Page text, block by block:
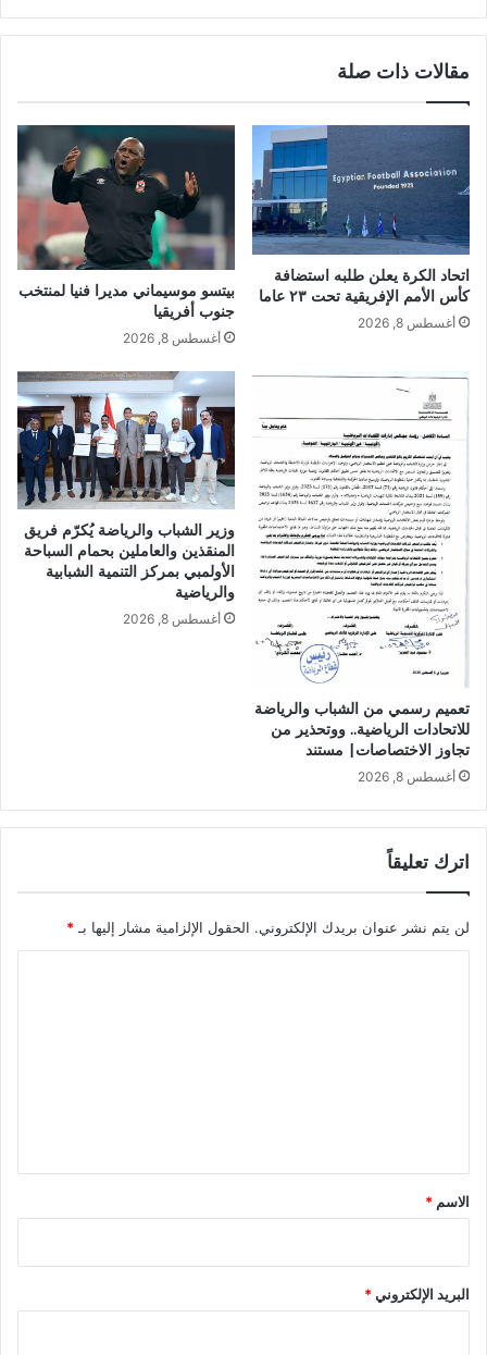
مقالات ذات صلة
اتحاد الكرة يعلن طلبه استضافة
كأس الأمم الإفريقية تحت ٢٣ عاما
أغسطس 8, 2026
بيتسو موسيماني مديرا فنيا لمنتخب
جنوب أفريقيا
أغسطس 8, 2026
تعميم رسمي من الشباب والرياضة
للاتحادات الرياضية.. ووتحذير من
تجاوز الاختصاصات| مستند
أغسطس 8, 2026
وزير الشباب والرياضة يُكرّم فريق
المنقذين والعاملين بحمام السباحة
الأولمبي بمركز التنمية الشبابية
والرياضية
أغسطس 8, 2026
اترك تعليقاً
لن يتم نشر عنوان بريدك الإلكتروني. الحقول الإلزامية مشار إليها بـ *
*
الاسم *
البريد الإلكتروني*